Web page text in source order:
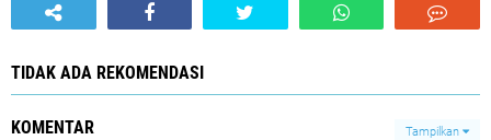
TIDAK ADA REKOMENDASI
KOMENTAR Tampilkan